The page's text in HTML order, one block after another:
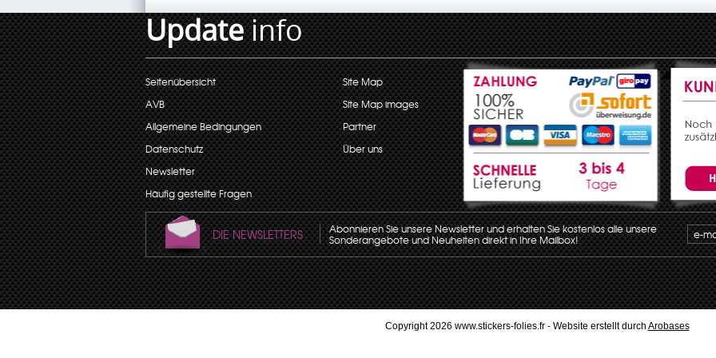
Updateinfo
Seitenübersicht
AVB
Allgemeine Bedingungen
Datenschutz
Newsletter
Häufig gestellte Fragen
Site Map
Site Map images
Partner
Über uns
DIE NEWSLETTERS Abonnieren Sie unsere Newsletter und erhalten Sie kostenlos alle unsere
Sonderangebote und Neuheiten direkt in Ihre Mailbox!
Copyright 2026 www.stickers-folies.fr - Website erstellt durch Arobases